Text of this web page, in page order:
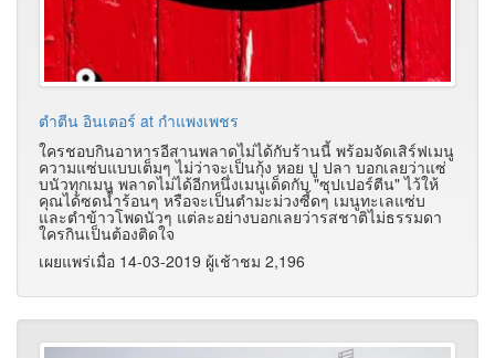
ตำตีน อินเตอร์ at กำแพงเพชร
ใครชอบกินอาหารอีสานพลาดไม่ได้กับร้านนี้ พร้อมจัดเสิร์ฟเมนู
ความแซ่บแบบเต็มๆ ไม่ว่าจะเป็นกุ้ง หอย ปู ปลา บอกเลยว่าแซ่
บนัวทุกเมนู พลาดไม่ได้อีกหนึ่งเมนูเด็ดกับ "ซุปเปอร์ตีน" ไว้ให้
คุณได้ซดน้ำร้อนๆ หรือจะเป็นตำมะม่วงซี้ดๆ เมนูทะเลแซ่บ
และตำข้าวโพดนัวๆ แต่ละอย่างบอกเลยว่ารสชาติไม่ธรรมดา
ใครกินเป็นต้องติดใจ
เผยแพร่เมื่อ 14-03-2019 ผู้เช้าชม 2,196